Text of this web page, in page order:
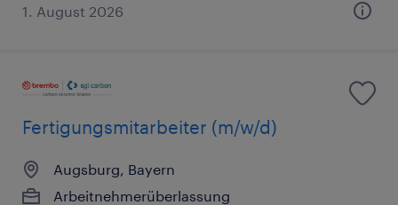
1. August 2026
Fertigungsmitarbeiter (m/w/d)
Augsburg, Bayern
Arbeitnehmerüberlassung